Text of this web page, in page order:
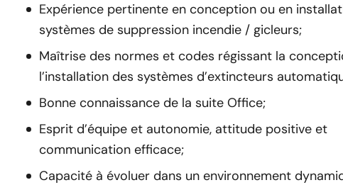
Expérience pertinente en conception ou en
systèmes de suppression incendie / gicleurs;
Maîtrise des normes et codes régissant la
l’installation des systèmes d’extincteurs
Bonne connaissance de la suite Office;
Esprit d’équipe et autonomie, attitude positive et
communication efficace;
Capacité à évoluer dans un environnement